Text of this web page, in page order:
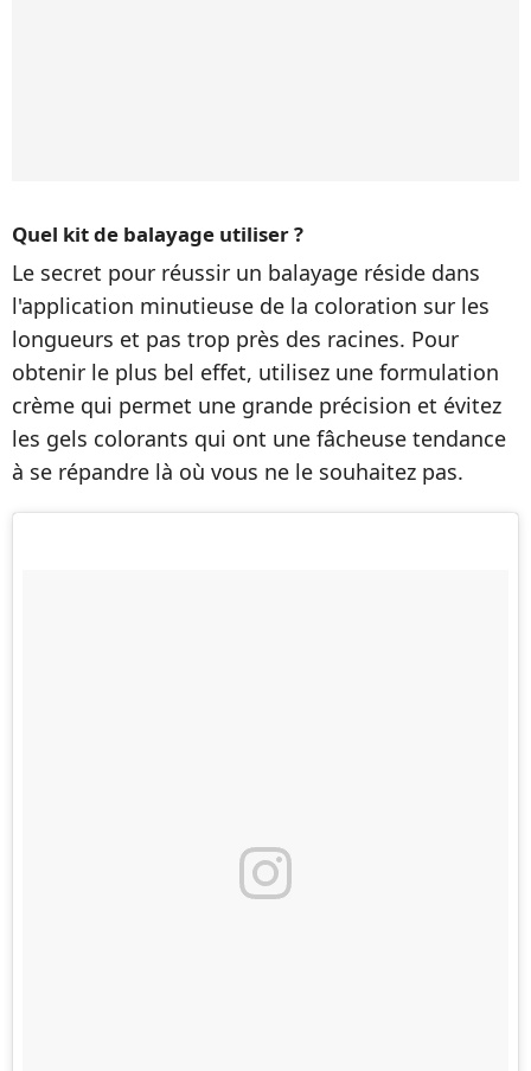
Quel kit de balayage utiliser ?
Le secret pour réussir un balayage réside dans
l'application minutieuse de la coloration sur les
longueurs et pas trop près des racines. Pour
obtenir le plus bel effet, utilisez une formulation
crème qui permet une grande précision et évitez
les gels colorants qui ont une fâcheuse tendance
à se répandre là où vous ne le souhaitez pas.